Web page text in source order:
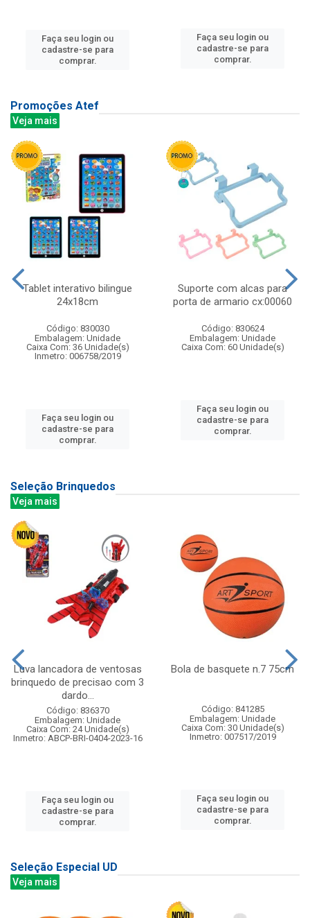
Faça seu login ou
cadastre-se para
comprar.
Faça seu login ou
cadastre-se para
comprar.
Promoções Atef
Veja mais
Tablet interativo bilingue
24x18cm
Código: 830030
Embalagem: Unidade
Caixa Com: 36 Unidade(s)
Inmetro: 006758/2019
Faça seu login ou
cadastre-se para
comprar.
Suporte com alcas para
porta de armario cx:00060
Código: 830624
Embalagem: Unidade
Caixa Com: 60 Unidade(s)
Faça seu login ou
cadastre-se para
comprar.
Seleção Brinquedos
Veja mais
Luva lancadora de ventosas
brinquedo de precisao com 3
dardo...
Código: 836370
Embalagem: Unidade
Caixa Com: 24 Unidade(s)
Inmetro: ABCP-BRI-0404-2023-16
Faça seu login ou
cadastre-se para
comprar.
Bola de basquete n.7 75cm
Código: 841285
Embalagem: Unidade
Caixa Com: 30 Unidade(s)
Inmetro: 007517/2019
Faça seu login ou
cadastre-se para
comprar.
Seleção Especial UD
Veja mais